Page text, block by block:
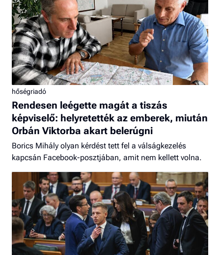
hőségriadó
Rendesen leégette magát a tiszás
képviselő: helyretették az emberek, miután
Orbán Viktorba akart belerúgni
Borics Mihály olyan kérdést tett fel a válságkezelés
kapcsán Facebook-posztjában, amit nem kellett volna.